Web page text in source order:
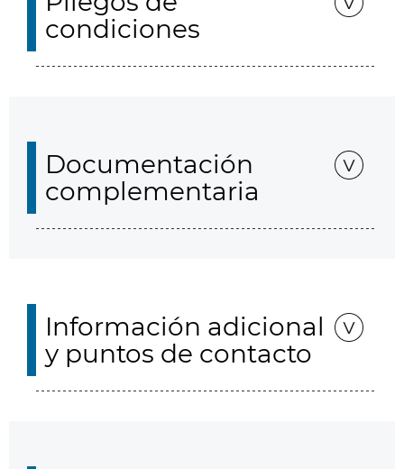
condiciones
Documentación
complementaria
Información adicional
y puntos de contacto